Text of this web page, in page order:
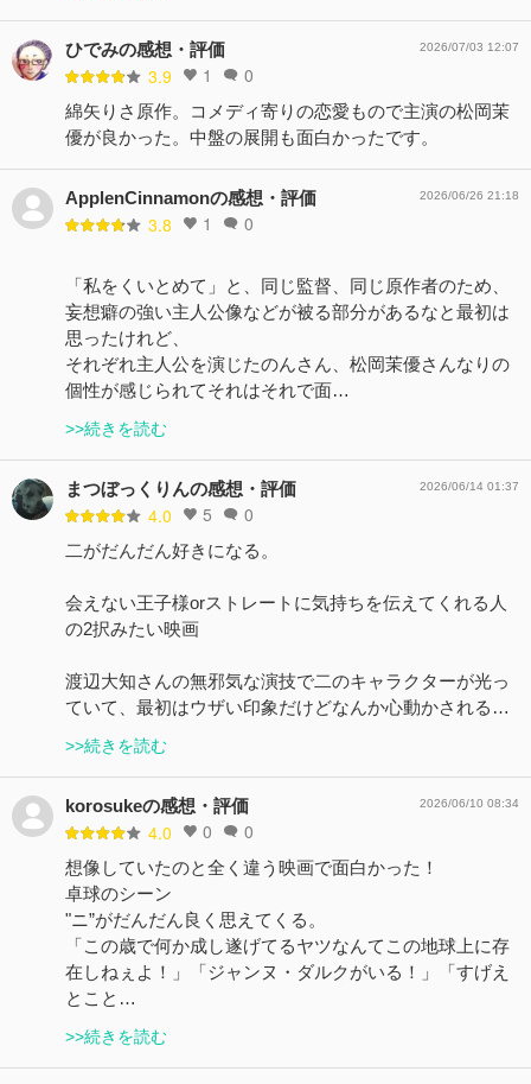
ひでみの感想・評価
3.9 1 0
2026/07/03 12:07
綿矢りさ原作。コメディ寄りの恋愛もので主演の松岡茉
優が良かった。中盤の展開も面白かったです。
ApplenCinnamonの感想・評価
3.8 1 0
2026/06/26 21:18
「私をくいとめて」と、同じ監督、同じ原作者のため、
妄想癖の強い主人公像などが被る部分があるなと最初は
思ったけれど、
それぞれ主人公を演じたのんさん、松岡茉優さんなりの
個性が感じられてそれはそれで面…
>>続きを読む
まつぼっくりんの感想・評価
4.0 5 0
2026/06/14 01:37
二がだんだん好きになる。
会えない王子様orストレートに気持ちを伝えてくれる人
の2択みたい映画
渡辺大知さんの無邪気な演技で二のキャラクターが光っ
ていて、最初はウザい印象だけどなんか心動かされる…
>>続きを読む
korosukeの感想・評価
4.0 0 0
2026/06/10 08:34
想像していたのと全く違う映画で面白かった！
卓球のシーン
"ニ”がだんだん良く思えてくる。
「この歳で何か成し遂げてるヤツなんてこの地球上に存
在しねぇよ！」「ジャンヌ・ダルクがいる！」「すげえ
とこと…
>>続きを読む